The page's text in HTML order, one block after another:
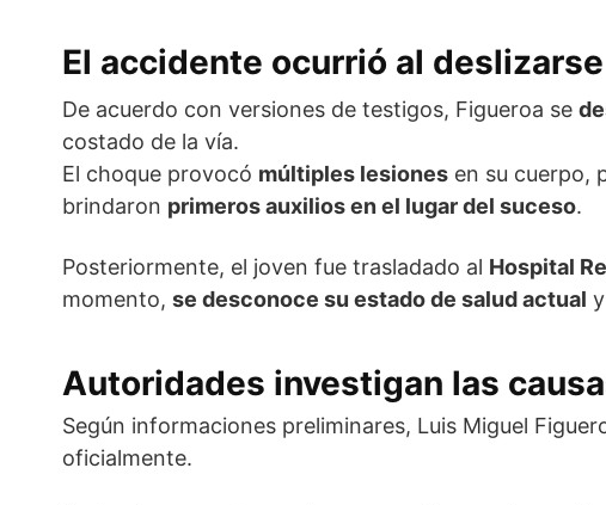
El accidente ocurrió al
De acuerdo con versiones de testigos, Figueroa se
costado de la vía.
El choque provocó múltiples lesiones en su cuerpo,
brindaron primeros auxilios en el lugar del suceso.
Posteriormente, el joven fue trasladado al Hospital
momento, se desconoce su estado de salud actual
Autoridades investigan las
Según informaciones preliminares, Luis Miguel
oficialmente.